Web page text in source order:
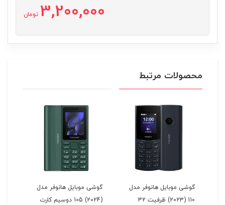
3,200,000 تومان
محصولات مرتبط
گوشی موبایل هانوفر مدل
110 (2023) ظرفیت 32
گوشی موبایل هانوفر مدل
(2024) 105 دوسیم کارت